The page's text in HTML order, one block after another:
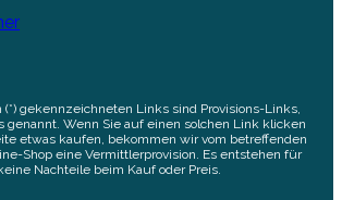
(*) gekennzeichneten Links sind Provisions-Links,
genannt. Wenn Sie auf einen solchen Link klicken
etwas kaufen, bekommen wir vom betreffenden
Shop eine Vermittlerprovision. Es entstehen für
Nachteile beim Kauf oder Preis.